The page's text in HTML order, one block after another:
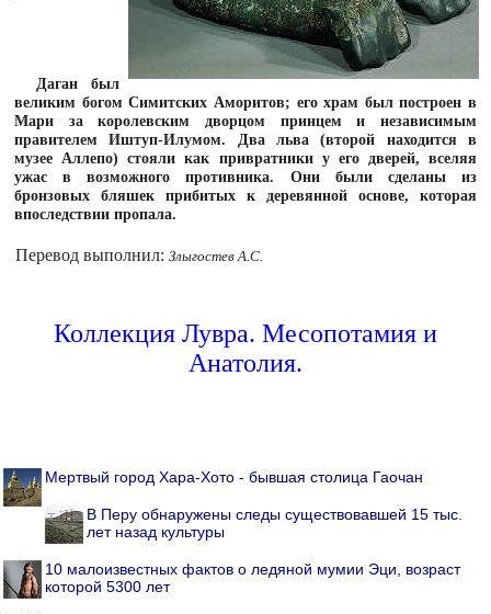
Даган был
великим богом Симитских Аморитов; его храм был построен в
Мари за королевским дворцом принцем и независимым
правителем Иштуп-Илумом. Два льва (второй находится в
музее Аллепо) стояли как привратники у его дверей, вселяя
ужас в возможного противника. Они были сделаны из
бронзовых бляшек прибитых к деревянной основе, которая
впоследствии пропала.
Перевод выполнил: Злыгостев А.С.
Коллекция Лувра. Месопотамия и
Анатолия.
Мертвый город Хара-Хото - бывшая столица Гаочан
В Перу обнаружены следы существовавшей 15 тыс.
лет назад культуры
10 малоизвестных фактов о ледяной мумии Эци, возраст
которой 5300 лет